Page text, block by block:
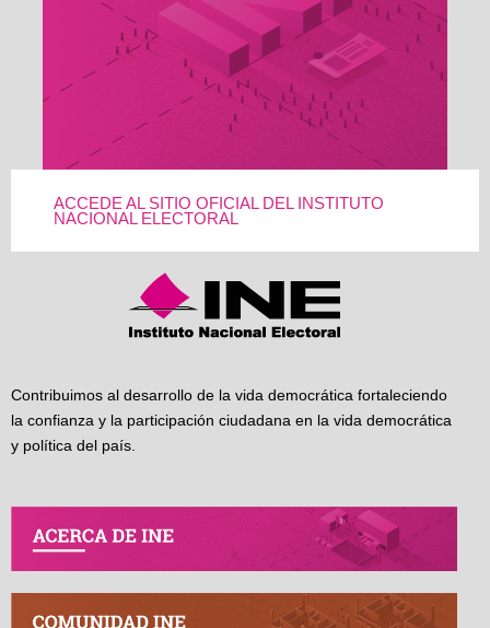
ACCEDE AL SITIO OFICIAL DEL INSTITUTO
NACIONAL ELECTORAL
Contribuimos al desarrollo de la vida democrática fortaleciendo
la confianza y la participación ciudadana en la vida democrática
y política del país.